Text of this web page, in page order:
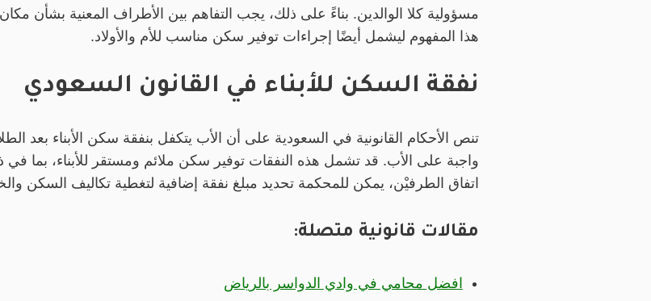
مسؤولية كلا الوالدين. بناءً على ذلك، يجب التفاهم بين الأطراف المعنية بشأن
هذا المفهوم ليشمل أيضًا إجراءات توفير سكن مناسب للأم والأولاد.
نفقة السكن للأبناء في القانون السعودي
تنص الأحكام القانونية في السعودية على أن الأب يتكفل بنفقة سكن الأبناء بعد
واجبة على الأب. قد تشمل هذه النفقات توفير سكن ملائم ومستقر للأبناء، بما في
اتفاق الطرفيْن، يمكن للمحكمة تحديد مبلغ نفقة إضافية لتغطية تكاليف السكن
مقالات قانونية متصلة:
افضل محامي في وادي الدواسر بالرياض